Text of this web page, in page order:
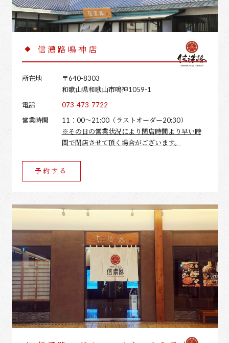
信濃路鳴神店
所在地
〒640-8303
和歌山県和歌山市鳴神1059-1
電話
073-473-7722
営業時間
11：00～21:00（ラストオーダー20:30）
※その日の営業状況により閉店時間より早い時
間で閉店させて頂く場合がございます。
予約する